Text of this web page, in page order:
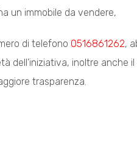
un immobile da vendere,
di telefono 0516861262,
dell’iniziativa, inoltre anche
trasparenza.